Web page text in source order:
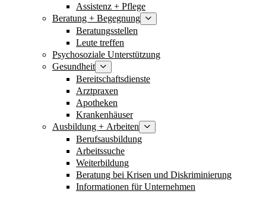
Assistenz + Pflege
Beratung + Begegnung
Beratungsstellen
Leute treffen
Psychosoziale Unterstützung
Gesundheit
Bereitschaftsdienste
Arztpraxen
Apotheken
Krankenhäuser
Ausbildung + Arbeiten
Berufsausbildung
Arbeitssuche
Weiterbildung
Beratung bei Krisen und Diskriminierung
Informationen für Unternehmen